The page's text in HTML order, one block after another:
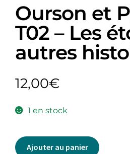
Ourson et
T02 – Les
autres
12,00€
1 en stock
Ajouter au panier